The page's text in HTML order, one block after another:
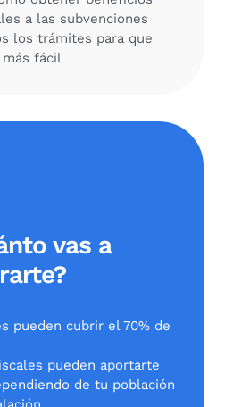
a las subvenciones
los trámites para que
fácil
vas a
pueden cubrir el 70% de
pueden aportarte
de tu población